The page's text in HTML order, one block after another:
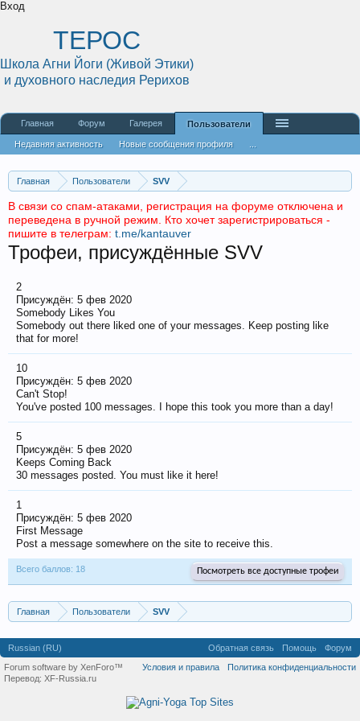
Вход
Главная Пользователи SVV
В связи со спам-атаками, регистрация на форуме отключена и
переведена в ручной режим. Кто хочет зарегистрироваться -
пишите в телеграм: t.me/kantauver
Трофеи, присуждённые SVV
2
Присуждён: 5 фев 2020
Somebody Likes You
Somebody out there liked one of your messages. Keep posting like
that for more!
10
Присуждён: 5 фев 2020
Can't Stop!
You've posted 100 messages. I hope this took you more than a day!
5
Присуждён: 5 фев 2020
Keeps Coming Back
30 messages posted. You must like it here!
1
Присуждён: 5 фев 2020
First Message
Post a message somewhere on the site to receive this.
Всего баллов: 18 Посмотреть все доступные трофеи
Главная Пользователи SVV
ТЕРОС
Школа Агни Йоги (Живой Этики)
и духовного наследия Рерихов
Главная Форум Галерея Пользователи
Недавняя активность Новые сообщения профиля
Russian (RU) Обратная связь Помощь
Форум
Условия и правила
Политика конфиденциальности
Forum software by XenForo™
Перевод: XF-Russia.ru